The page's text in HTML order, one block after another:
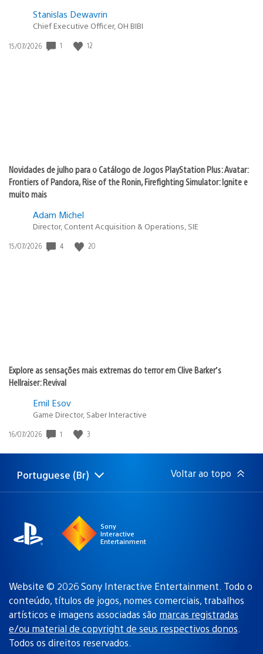
Stanislas Dewavrin
Chief Executive Officer, OH BIBI
Data
15/07/2026 1 12
Novidades de julho para o Catálogo de Jogos PlayStation Plus: Avatar:
Frontiers of Pandora, Rise of the Ronin, Firefighting Simulator: Ignite e
muito mais
Adam Michel
Director, Content Acquisition & Operations, SIE
Data
15/07/2026 4 20
Explore as sensações mais extremas do terror em Clive Barker’s
Hellraiser: Revival
Emil Esov
Game Director, Saber Interactive
Data
publicação:
16/07/2026 1 3
Selecione
uma
Região
atual:
Portuguese (Br) Voltar ao topo
Sony
Interactive
Entertainment
Website © 2026 Sony Interactive Entertainment. Todo o
conteúdo, títulos de jogos, nomes comerciais, trabalhos
artísticos e imagens associadas são marcas registradas
e/ou material de copyright de seus respectivos donos.
Todos os direitos reservados.